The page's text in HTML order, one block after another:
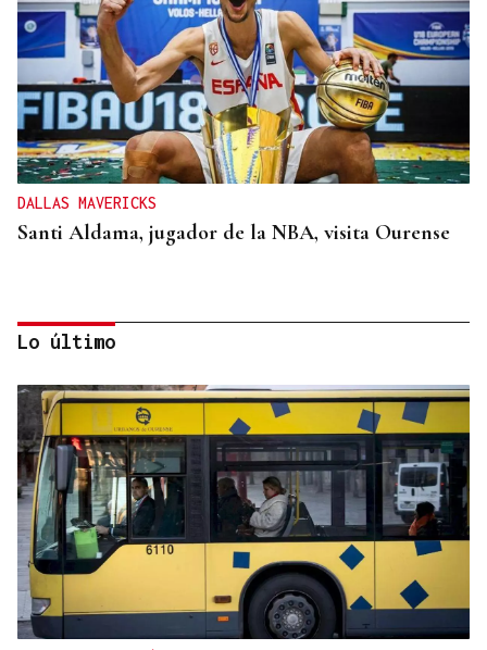
DALLAS MAVERICKS
Santi Aldama, jugador de la NBA, visita Ourense
2019, SU PRIMERA GRANDE
Pogacar vuelve a La Vuelta siete años después y
busca conquistar el maillot rojo
Lo último